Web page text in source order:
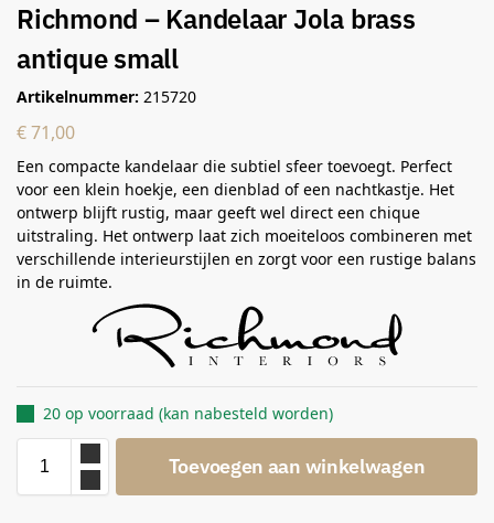
Richmond – Kandelaar Jola brass
antique small
Artikelnummer: 215720
€71,00
Een compacte kandelaar die subtiel sfeer toevoegt. Perfect
voor een klein hoekje, een dienblad of een nachtkastje. Het
ontwerp blijft rustig, maar geeft wel direct een chique
uitstraling. Het ontwerp laat zich moeiteloos combineren met
verschillende interieurstijlen en zorgt voor een rustige balans
in de ruimte.
20 op voorraad (kan nabesteld worden)
Toevoegen aan winkelwagen